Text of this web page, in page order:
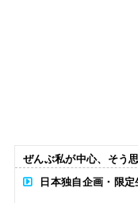
ぜんぶ私が中心、そう
日本独自企画・限